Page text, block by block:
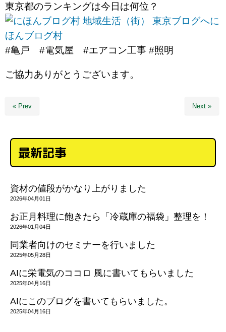
東京都のランキングは今日は何位？
に
ほんブログ村
#亀戸 #電気屋 #エアコン工事 #照明
ご協力ありがとうございます。
« Prev Next »
最新記事
資材の値段がかなり上がりました
2026年04月01日
お正月料理に飽きたら「冷蔵庫の福袋」整理を！
2026年01月04日
同業者向けのセミナーを行いました
2025年05月28日
AIに栄電気のココロ 風に書いてもらいました
2025年04月16日
AIにこのブログを書いてもらいました。
2025年04月16日